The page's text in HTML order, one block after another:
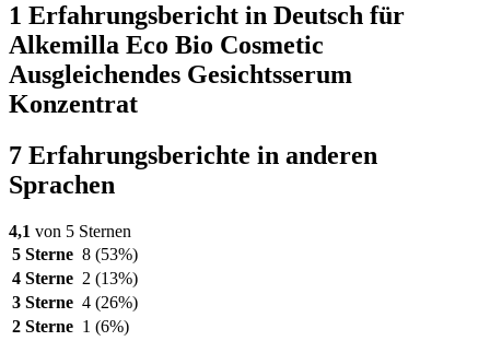
1 Erfahrungsbericht in Deutsch für
Alkemilla Eco Bio Cosmetic
Ausgleichendes Gesichtsserum
Konzentrat
7 Erfahrungsberichte in anderen
Sprachen
4,1 von 5 Sternen
5 Sterne 8 (53%)
4 Sterne 2 (13%)
3 Sterne 4 (26%)
2 Sterne 1 (6%)